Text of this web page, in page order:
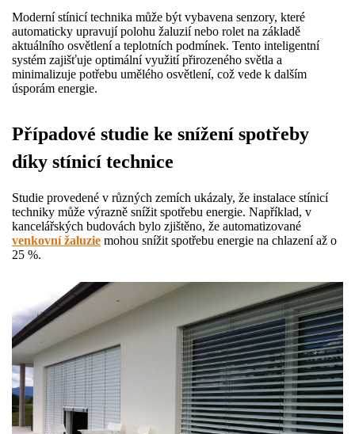
Moderní stínicí technika může být vybavena senzory, které
automaticky upravují polohu žaluzií nebo rolet na základě
aktuálního osvětlení a teplotních podmínek. Tento inteligentní
systém zajišťuje optimální využití přirozeného světla a
minimalizuje potřebu umělého osvětlení, což vede k dalším
úsporám energie.
Případové studie ke snížení spotřeby
díky stínicí technice
Studie provedené v různých zemích ukázaly, že instalace stínicí
techniky může výrazně snížit spotřebu energie. Například, v
kancelářských budovách bylo zjištěno, že automatizované
venkovní žaluzie mohou snížit spotřebu energie na chlazení až o
25 %.